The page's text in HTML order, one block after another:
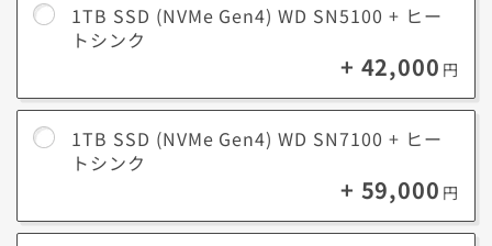
1TB SSD (NVMe Gen4) WD SN5100 + ヒー
トシンク
+ 42,000 円
1TB SSD (NVMe Gen4) WD SN7100 + ヒー
トシンク
+ 59,000 円